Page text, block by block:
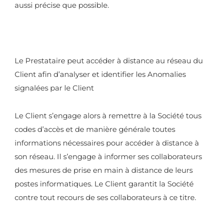
aussi précise que possible.
Le Prestataire peut accéder à distance au réseau du
Client afin d’analyser et identifier les Anomalies
signalées par le Client
Le Client s’engage alors à remettre à la Société tous
codes d’accès et de manière générale toutes
informations nécessaires pour accéder à distance à
son réseau. Il s’engage à informer ses collaborateurs
des mesures de prise en main à distance de leurs
postes informatiques. Le Client garantit la Société
contre tout recours de ses collaborateurs à ce titre.